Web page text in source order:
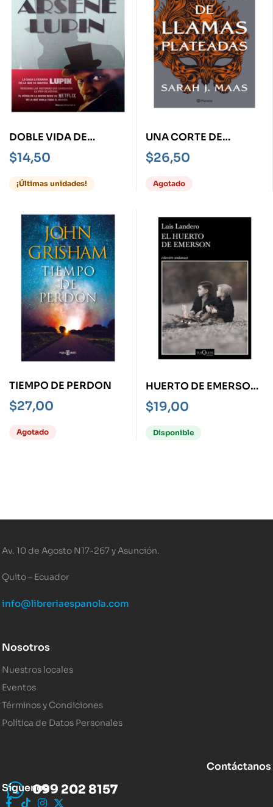
DOBLE VIDA DE
ARSENE LUPIN, LA
$14,50
¡Últimas unidades!
UNA CORTE DE
LLAMAS PLATEADAS
$26,50
Agotado
TIEMPO DE PERDON
$27,00
Agotado
HUERTO DE EMERSON,
EL
$19,00
Disponible
Av. 10 de Agosto N17-267 y Asunción.
Quito – Ecuador
info@libreriaespanola.com
Nosotros
Nuestros locales
Eventos
Términos y Condiciones
Política de Datos Personales
Contáctanos
099 202 8157
Síguenos